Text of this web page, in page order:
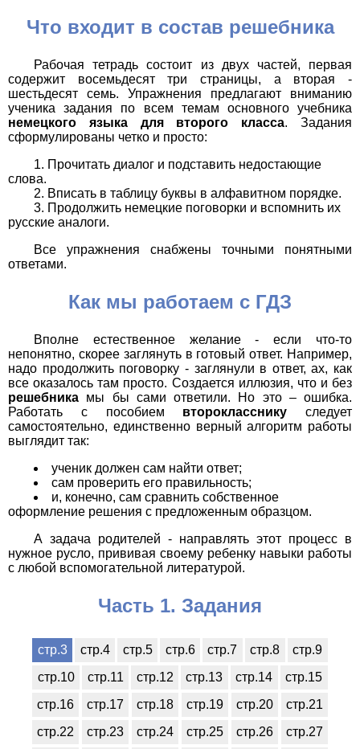
Что входит в состав решебника
Рабочая тетрадь состоит из двух частей, первая
содержит восемьдесят три страницы, а вторая -
шестьдесят семь. Упражнения предлагают вниманию
ученика задания по всем темам основного учебника
немецкого языка для второго класса. Задания
сформулированы четко и просто:
Прочитать диалог и подставить недостающие
слова.
Вписать в таблицу буквы в алфавитном порядке.
Продолжить немецкие поговорки и вспомнить их
русские аналоги.
Все упражнения снабжены точными понятными
ответами.
Как мы работаем с ГДЗ
Вполне естественное желание - если что-то
непонятно, скорее заглянуть в готовый ответ. Например,
надо продолжить поговорку - заглянули в ответ, ах, как
все оказалось там просто. Создается иллюзия, что и без
решебника мы бы сами ответили. Но это – ошибка.
Работать с пособием второкласснику следует
самостоятельно, единственно верный алгоритм работы
выглядит так:
ученик должен сам найти ответ;
сам проверить его правильность;
и, конечно, сам сравнить собственное
оформление решения с предложенным образцом.
А задача родителей - направлять этот процесс в
нужное русло, прививая своему ребенку навыки работы
с любой вспомогательной литературой.
Часть 1. Задания
стр.3 стр.4 стр.5 стр.6 стр.7 стр.8
стр.9
стр.10
стр.11 стр.12 стр.13 стр.14
стр.15
стр.16
стр.17 стр.18 стр.19 стр.20
стр.21
стр.22
стр.23 стр.24 стр.25 стр.26 стр.27